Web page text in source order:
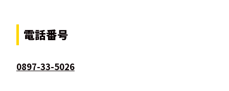
電話番号
0897-33-5026